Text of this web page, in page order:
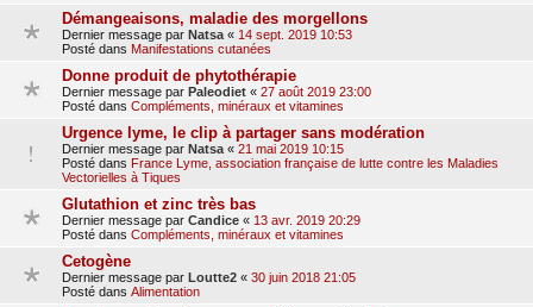
Démangeaisons, maladie des morgellons
Dernier message par Natsa « 14 sept. 2019 10:53
Posté dans Manifestations cutanées
Donne produit de phytothérapie
Dernier message par Paleodiet « 27 août 2019 23:00
Posté dans Compléments, minéraux et vitamines
Urgence lyme, le clip à partager sans modération
Dernier message par Natsa « 21 mai 2019 10:15
Posté dans France Lyme, association française de lutte contre les Maladies
Vectorielles à Tiques
Glutathion et zinc très bas
Dernier message par Candice « 13 avr. 2019 20:29
Posté dans Compléments, minéraux et vitamines
Cetogène
Dernier message par Loutte2 « 30 juin 2018 21:05
Posté dans Alimentation